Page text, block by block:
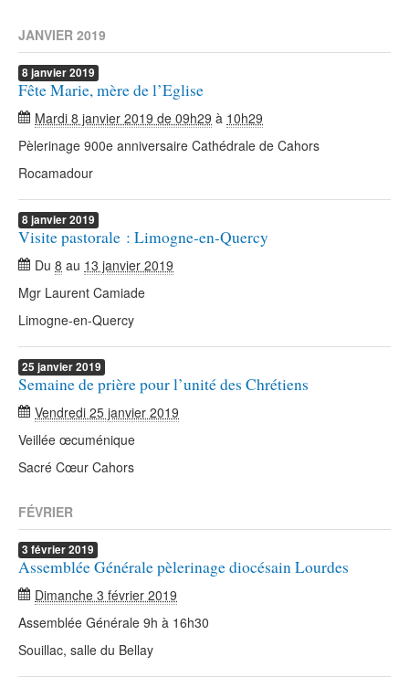
JANVIER 2019
8janvier2019
Fête Marie, mère de l’Eglise
Mardi 8 janvier 2019 de 09h29 à 10h29
Pèlerinage 900e anniversaire Cathédrale de Cahors
Rocamadour
8janvier2019
Visite pastorale : Limogne-en-Quercy
Du 8 au 13 janvier 2019
Mgr Laurent Camiade
Limogne-en-Quercy
25 janvier2019
Semaine de prière pour l’unité des Chrétiens
Vendredi 25 janvier 2019
Veillée œcuménique
Sacré Cœur Cahors
FÉVRIER
3 février2019
Assemblée Générale pèlerinage diocésain Lourdes
Dimanche 3 février 2019
Assemblée Générale 9h à 16h30
Souillac, salle du Bellay